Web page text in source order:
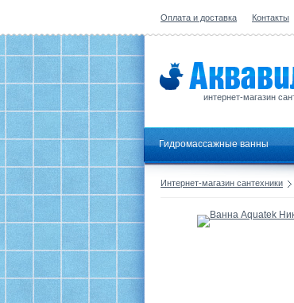
Оплата и доставка Контакты
интернет-магазин
Гидромассажные ванны
Интернет-магазин сантехники